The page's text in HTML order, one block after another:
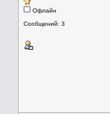
Офлайн
Сообщений: 3